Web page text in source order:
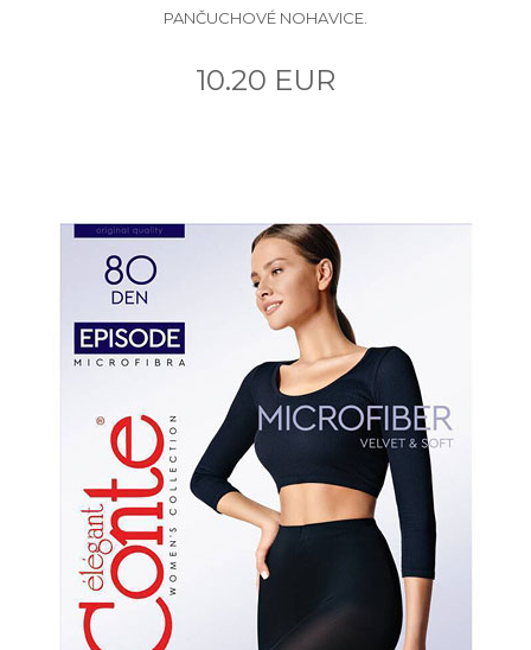
PANČUCHOVÉ NOHAVICE.
10.20 EUR